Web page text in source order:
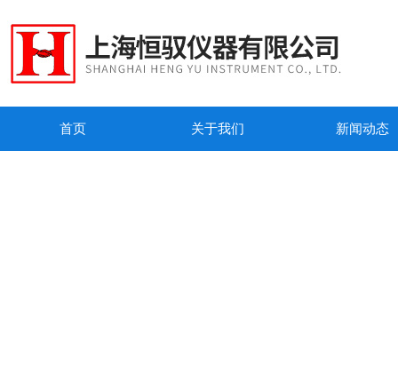
首页 关于我们 新闻动态